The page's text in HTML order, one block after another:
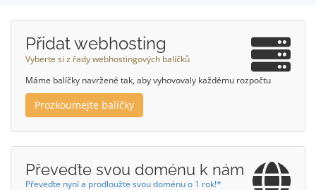
Přidat webhosting
Vyberte si z řady webhostingových balíčků
Máme balíčky navržené tak, aby vyhovovaly každému rozpočtu
Prozkoumejte balíčky
Převeďte svou doménu k nám
Převeďte nyní a prodloužte svou doménu o 1 rok!*